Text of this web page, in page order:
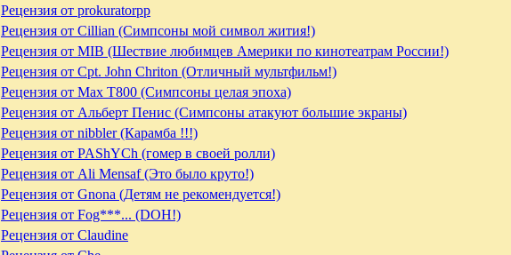
Рецензия от prokuratorpp
Рецензия от Cillian (Симпсоны мой символ жития!)
Рецензия от MIB (Шествие любимцев Америки по кинотеатрам России!)
Рецензия от Cpt. John Chriton (Отличный мультфильм!)
Рецензия от Max T800 (Симпсоны целая эпоха)
Рецензия от Альберт Пенис (Симпсоны атакуют большие экраны)
Рецензия от nibbler (Карамба !!!)
Рецензия от PAShYCh (гомер в своей ролли)
Рецензия от Ali Mensaf (Это было круто!)
Рецензия от Gnona (Детям не рекомендуется!)
Рецензия от Fog***... (DOH!)
Рецензия от Claudine